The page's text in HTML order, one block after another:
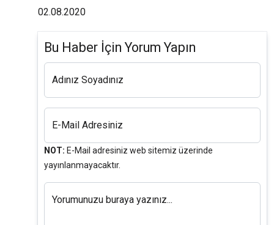
02.08.2020
Bu Haber İçin Yorum Yapın
Adınız Soyadınız
E-Mail Adresiniz
NOT: E-Mail adresiniz web sitemiz üzerinde
yayınlanmayacaktır.
Yorumunuzu buraya yazınız...